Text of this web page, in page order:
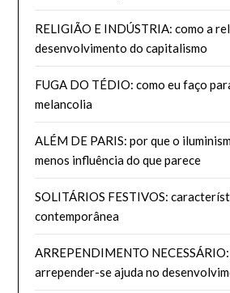
RELIGIÃO E INDÚSTRIA: como a
desenvolvimento do capitalismo
FUGA DO TÉDIO: como eu faço
melancolia
ALÉM DE PARIS: por que o
menos influência do que parece
SOLITÁRIOS FESTIVOS:
contemporânea
ARREPENDIMENTO
arrepender-se ajuda no